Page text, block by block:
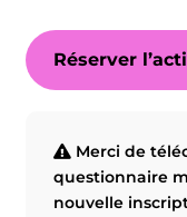
Réserver
Merci de
questionnaire
nouvelle